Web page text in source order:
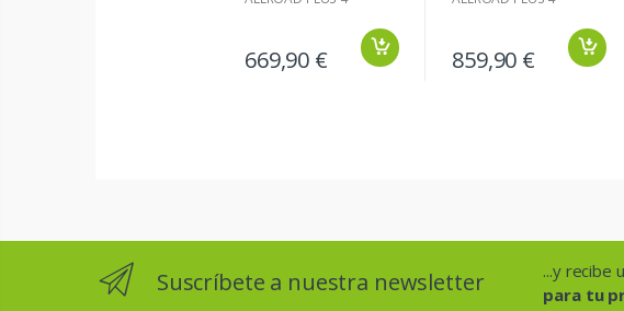
669,90 € 859,90 €
Suscríbete a nuestra newsletter ...y recibe
para tu